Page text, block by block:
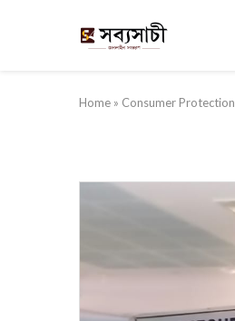
Home » Consumer Protection